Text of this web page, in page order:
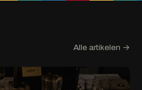
Alle artikelen →